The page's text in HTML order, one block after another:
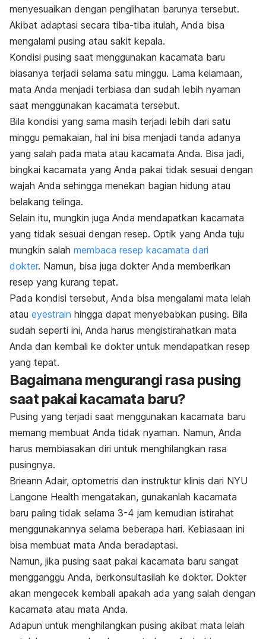
menyesuaikan dengan penglihatan barunya tersebut.
Akibat adaptasi secara tiba-tiba itulah, Anda bisa
mengalami pusing atau sakit kepala.
Kondisi pusing saat menggunakan kacamata baru
biasanya terjadi selama satu minggu. Lama kelamaan,
mata Anda menjadi terbiasa dan sudah lebih nyaman
saat menggunakan kacamata tersebut.
Bila kondisi yang sama masih terjadi lebih dari satu
minggu pemakaian, hal ini bisa menjadi tanda adanya
yang salah pada mata atau kacamata Anda. Bisa jadi,
bingkai kacamata yang Anda pakai tidak sesuai dengan
wajah Anda sehingga menekan bagian hidung atau
belakang telinga.
Selain itu, mungkin juga Anda mendapatkan kacamata
yang tidak sesuai dengan resep. Optik yang Anda tuju
mungkin salah membaca resep kacamata dari
dokter. Namun, bisa juga dokter Anda memberikan
resep yang kurang tepat.
Pada kondisi tersebut, Anda bisa mengalami mata lelah
atau eyestrain hingga dapat menyebabkan pusing. Bila
sudah seperti ini, Anda harus mengistirahatkan mata
Anda dan kembali ke dokter untuk mendapatkan resep
yang tepat.
Bagaimana mengurangi rasa pusing
saat pakai kacamata baru?
Pusing yang terjadi saat menggunakan kacamata baru
memang membuat Anda tidak nyaman. Namun, Anda
harus membiasakan diri untuk menghilangkan rasa
pusingnya.
Brieann Adair, optometris dan instruktur klinis dari NYU
Langone Health mengatakan, gunakanlah kacamata
baru paling tidak selama 3-4 jam kemudian istirahat
menggunakannya selama beberapa hari. Kebiasaan ini
bisa membuat mata Anda beradaptasi.
Namun, jika pusing saat pakai kacamata baru sangat
mengganggu Anda, berkonsultasilah ke dokter. Dokter
akan mengecek kembali apakah ada yang salah dengan
kacamata atau mata Anda.
Adapun untuk menghilangkan pusing akibat mata lelah